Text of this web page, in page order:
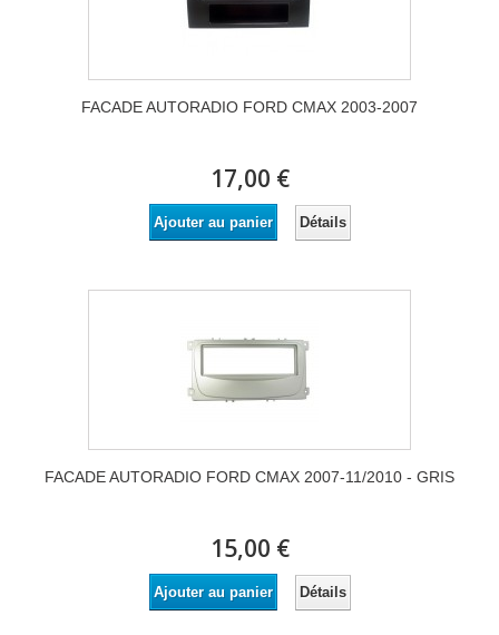
FACADE AUTORADIO FORD CMAX 2003-2007
17,00 €
Ajouter au panier Détails
FACADE AUTORADIO FORD CMAX 2007-11/2010 - GRIS
15,00 €
Ajouter au panier Détails